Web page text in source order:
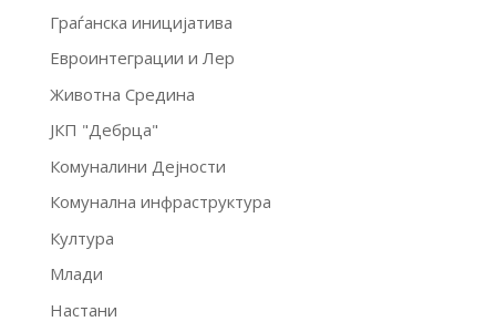
Граѓанска иницијатива
Евроинтеграции и Лер
Животна Средина
ЈКП "Дебрца"
Комуналини Дејности
Комунална инфраструктура
Култура
Млади
Настани